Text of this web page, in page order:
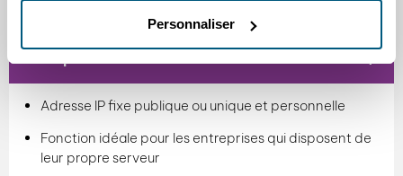
Personnaliser
Adresse IP fixe publique ou unique et personnelle
Fonction idéale pour les entreprises qui disposent de
leur propre serveur